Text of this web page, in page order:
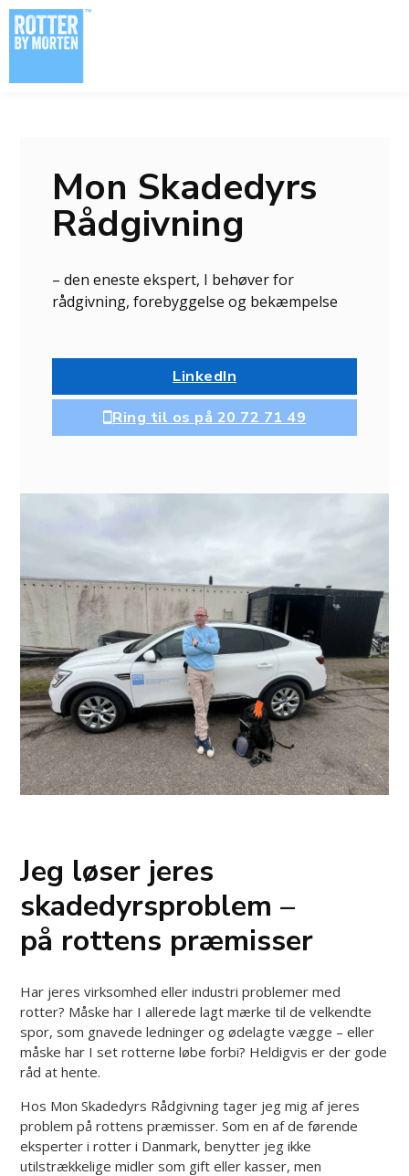
Spring til hovedindhold
Spring til sidefod
Mon Skadedyrs
Rådgivning
– den eneste ekspert, I behøver for
rådgivning, forebyggelse og bekæmpelse
LinkedIn
Ring til os på 20 72 71 49
Jeg løser jeres
skadedyrsproblem –
på rottens præmisser
Har jeres virksomhed eller industri problemer med
rotter? Måske har I allerede lagt mærke til de velkendte
spor, som gnavede ledninger og ødelagte vægge – eller
måske har I set rotterne løbe forbi? Heldigvis er der gode
råd at hente.
Hos Mon Skadedyrs Rådgivning tager jeg mig af jeres
problem på rottens præmisser. Som en af de førende
eksperter i rotter i Danmark, benytter jeg ikke
utilstrækkelige midler som gift eller kasser, men